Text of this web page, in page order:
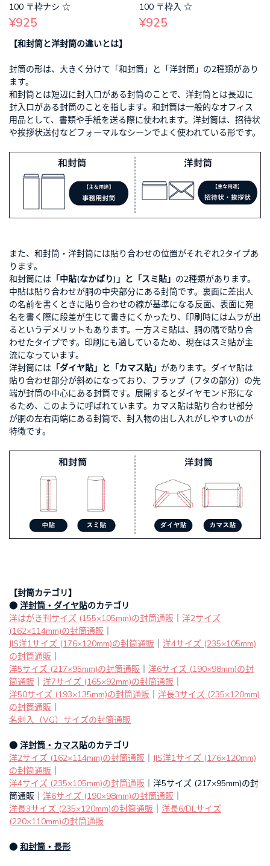
100 〒枠ナシ ☆
¥925
100 〒枠入 ☆
¥925
【和封筒と洋封筒の違いとは】
封筒の形は、大きく分けて「和封筒」と「洋封筒」の2種類があり
ます。
和封筒とは短辺に封入口がある封筒のことで、洋封筒とは長辺に
封入口がある封筒のことを指します。和封筒は一般的なオフィス
用品として、書類や手紙を送る際に使われます。洋封筒は、招待状
や挨拶状送付などフォーマルなシーンでよく使われている形です。
また、和封筒・洋封筒には貼り合わせの位置がそれぞれ2タイプあ
ります。
和封筒には 「中貼(なかばり)」と「スミ貼」 の2種類があります。
中貼は貼り合わせが胴の中央部分にある封筒です。裏面に差出人
の名前を書くときに貼り合わせの線が基準になる反面、表面に宛
名を書く際に段差が生じて書きにくかったり、印刷時にはムラが出
るというデメリットもあります。一方スミ貼は、胴の隅で貼り合
わせたタイプです。印刷にも適しているため、現在はスミ貼が主
流になっています。
洋封筒には 「ダイヤ貼」と「カマス貼」 があります。ダイヤ貼は
貼り合わせ部分が斜めになっており、フラップ（フタの部分）の先
端が封筒の中心にある封筒です。展開するとダイヤモンド形にな
るため、このように呼ばれています。カマス貼は貼り合わせ部分
が胴の左右両端にある封筒で、封入物の出し入れがしやすいのが
特徴です。
【封筒カテゴリ】
● 洋封筒・ダイヤ貼のカテゴリ
洋はがき判サイズ (155×105mm)の封筒通販
洋2サイズ
(162×114mm)の封筒通販
JIS洋1サイズ (176×120mm)の封筒通販
洋4サイズ (235×105mm)
の封筒通販
洋5サイズ (217×95mm)の封筒通販
洋6サイズ (190×98mm)の封
筒通販
洋7サイズ (165×92mm)の封筒通販
洋50サイズ (193×135mm)の封筒通販
洋長3サイズ (235×120mm)
の封筒通販
名刺入（VG）サイズの封筒通販
● 洋封筒・カマス貼のカテゴリ
洋2サイズ (162×114mm)の封筒通販
JIS洋1サイズ (176×120mm)
の封筒通販
洋4サイズ (235×105mm)の封筒通販 ｜洋5サイズ (217×95mm)の封
筒通販｜ 洋6サイズ (190×98mm)の封筒通販
洋長3サイズ (235×120mm)の封筒通販
洋長6/DLサイズ
(220×110mm)の封筒通販
● 和封筒・長形